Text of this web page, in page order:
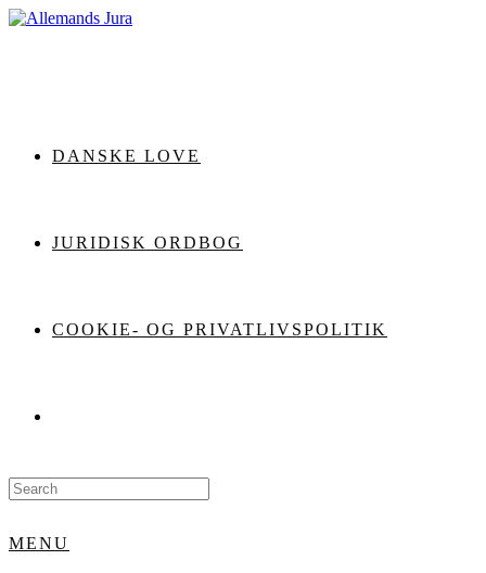
Skip
DANSKE LOVE
JURIDISK ORDBOG
COOKIE- OG PRIVATLIVSPOLITIK
Search
for:
MENU